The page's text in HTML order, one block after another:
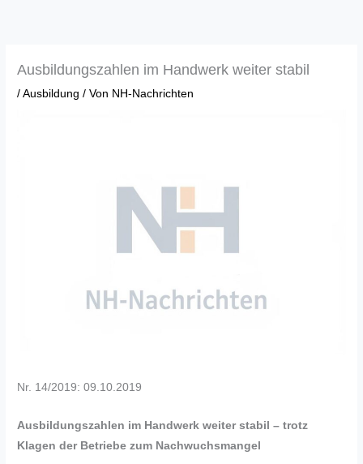
Ausbildungszahlen im Handwerk weiter stabil
/Ausbildung / Von NH-Nachrichten
Nr. 14/2019: 09.10.2019
Ausbildungszahlen im Handwerk weiter stabil – trotz
Klagen der Betriebe zum Nachwuchsmangel